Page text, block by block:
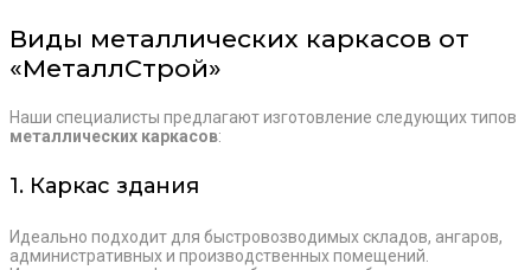
Виды металлических каркасов от
«МеталлСтрой»
Наши специалисты предлагают изготовление следующих типов
металлических каркасов:
1. Каркас здания
Идеально подходит для быстровозводимых складов, ангаров,
административных и производственных помещений.